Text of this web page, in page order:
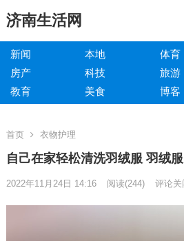
济南生活网
新闻 本地 体育
房产
科技 旅游
教育
美食 博客
首页 衣物护理
自己在家轻松清洗羽绒服 羽绒
2022年11月24日 14:16 阅读(244) 评论关